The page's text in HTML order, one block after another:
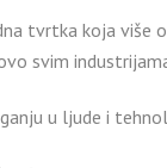
tvrtka koja više
svim
u ljude i